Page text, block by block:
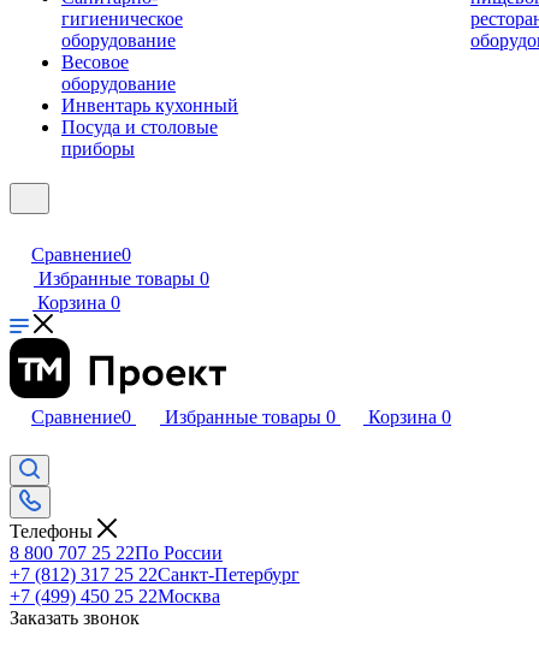
гигиеническое
оборудование
Весовое
оборудование
Инвентарь кухонный
Посуда и столовые
приборы
Сравнение0
Избранные товары 0
Корзина 0
Сравнение0 Избранные товары 0 Корзина 0
Телефоны
8 800 707 25 22По России
+7 (812) 317 25 22Санкт-Петербург
+7 (499) 450 25 22Москва
Заказать звонок